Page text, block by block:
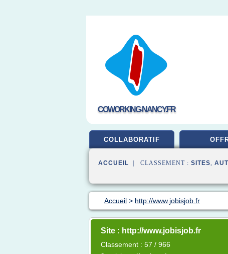
COWORKING-NANCY.FR
COLLABORATIF
ACCUEIL | CLASSEMENT : SITES,
Accueil > http://www.jobisjob.fr
Site : http://www.jobisjob.fr
Classement : 57 / 966